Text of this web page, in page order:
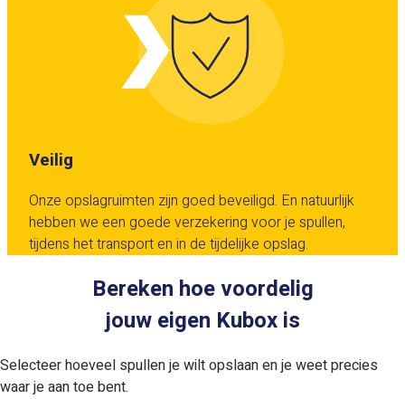
Veilig
Onze opslagruimten zijn goed beveiligd. En natuurlijk
hebben we een goede verzekering voor je spullen,
tijdens het transport en in de tijdelijke opslag.
Bereken hoe voordelig
jouw eigen Kubox is
Selecteer hoeveel spullen je wilt opslaan en je weet precies
waar je aan toe bent.